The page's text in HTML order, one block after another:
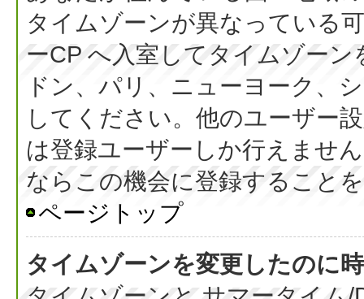
タイムゾーンが異なっている
ーCP へ入室してタイムゾー
ドン、パリ、ニューヨーク、
してください。他のユーザー
は登録ユーザーしか行えませ
ならこの機会に登録すること
ページトップ
タイムゾーンを変更したのに